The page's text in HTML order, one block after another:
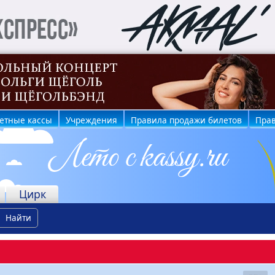
кассы Учреждения Правила продажи билетов
Цирк
Найти